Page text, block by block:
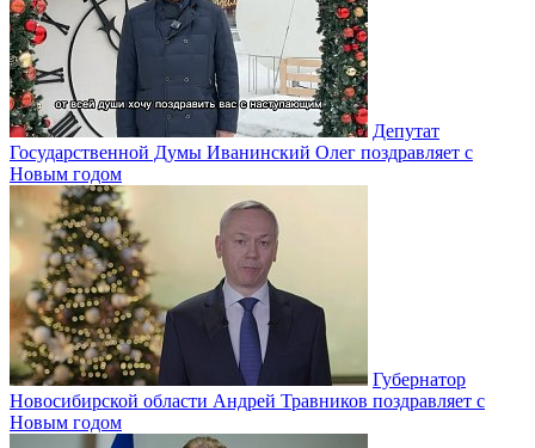
Депутат
Государственной Думы Иванинский Олег поздравляет с
Новым годом
Губернатор
Новосибирской области Андрей Травников поздравляет с
Новым годом